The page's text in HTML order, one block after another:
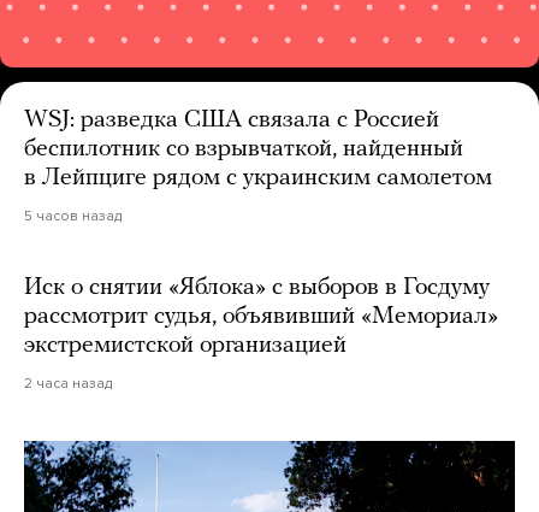
WSJ: разведка США связала с Россией
беспилотник со взрывчаткой, найденный
в Лейпциге рядом с украинским самолетом
5 часов назад
Иск о снятии «Яблока» с выборов в Госдуму
рассмотрит судья, объявивший «Мемориал»
экстремистской организацией
2 часа назад